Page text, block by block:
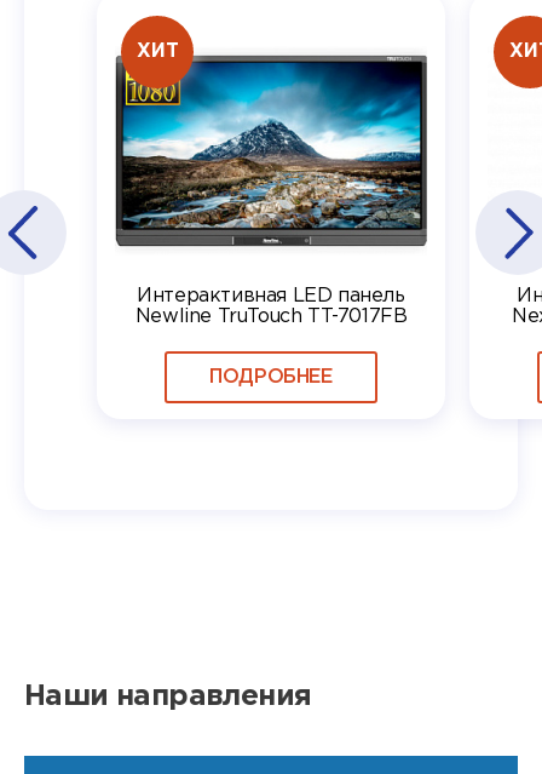
ХИТ
Интерактивная LED панель
Newline TruTouch TT-7017FB
ПОДРОБНЕЕ
Наши направления